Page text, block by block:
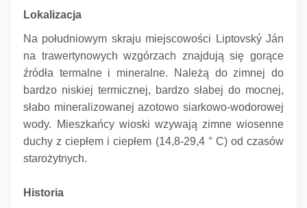
Lokalizacja
Na południowym skraju miejscowości Liptovský Ján
na trawertynowych wzgórzach znajdują się gorące
źródła termalne i mineralne.
Należą do zimnej do
bardzo niskiej termicznej, bardzo słabej do mocnej,
słabo mineralizowanej azotowo siarkowo-wodorowej
wody.
Mieszkańcy wioski wzywają zimne wiosenne
duchy z ciepłem i ciepłem (14,8-29,4 ° C) od czasów
starożytnych.
Historia